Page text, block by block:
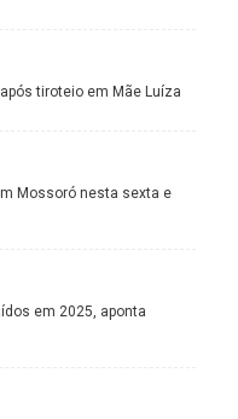
tiroteio em Mãe Luíza
Mossoró nesta sexta e
em 2025, aponta